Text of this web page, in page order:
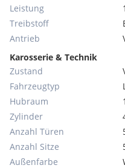
Leistung
Treibstoff
Antrieb
Karosserie & Technik
Zustand
Fahrzeugtyp
Hubraum
Zylinder
Anzahl Türen
Anzahl Sitze
Außenfarbe